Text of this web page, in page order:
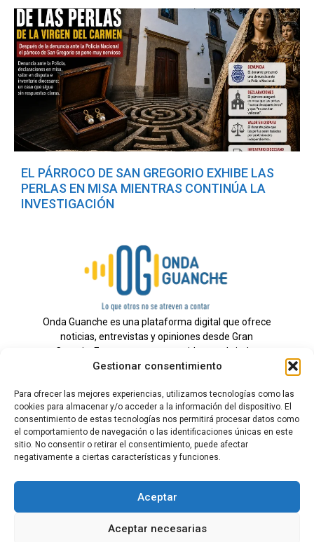
Gestionar consentimiento
Para ofrecer las mejores experiencias, utilizamos tecnologías como las
cookies para almacenar y/o acceder a la información del dispositivo. El
consentimiento de estas tecnologías nos permitirá procesar datos como
el comportamiento de navegación o las identificaciones únicas en este
sitio. No consentir o retirar el consentimiento, puede afectar
negativamente a ciertas características y funciones.
Aceptar
Aceptar necesarias
EL PÁRROCO DE SAN GREGORIO EXHIBE LAS
PERLAS EN MISA MIENTRAS CONTINÚA LA
INVESTIGACIÓN
Onda Guanche es una plataforma digital que ofrece
noticias, entrevistas y opiniones desde Gran
Canaria. Estamos comprometidos con brindar
información veraz y un periodismo independiente a
Todos los derechos reservados.
Radio
Contacto
Aviso Legal